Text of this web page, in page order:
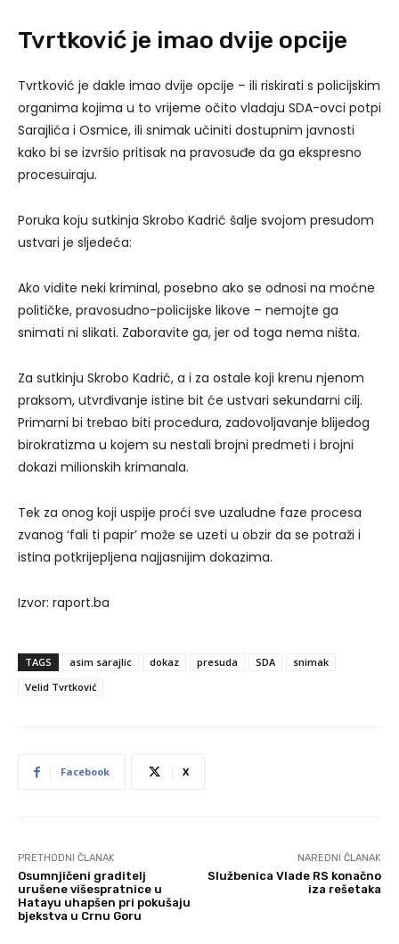
Tvrtković je imao dvije opcije
Tvrtković je dakle imao dvije opcije – ili riskirati s policijskim
organima kojima u to vrijeme očito vladaju SDA-ovci potpi
Sarajlića i Osmice, ili snimak učiniti dostupnim javnosti
kako bi se izvršio pritisak na pravosuđe da ga ekspresno
procesuiraju.
Poruka koju sutkinja Skrobo Kadrić šalje svojom presudom
ustvari je sljedeća:
Ako vidite neki kriminal, posebno ako se odnosi na moćne
političke, pravosudno-policijske likove – nemojte ga
snimati ni slikati. Zaboravite ga, jer od toga nema ništa.
Za sutkinju Skrobo Kadrić, a i za ostale koji krenu njenom
praksom, utvrđivanje istine bit će ustvari sekundarni cilj.
Primarni bi trebao biti procedura, zadovoljavanje blijedog
birokratizma u kojem su nestali brojni predmeti i brojni
dokazi milionskih krimanala.
Tek za onog koji uspije proći sve uzaludne faze procesa
zvanog ‘fali ti papir’ može se uzeti u obzir da se potraži i
istina potkrijepljena najjasnijim dokazima.
Izvor: raport.ba
TAGS asim sarajlic dokaz presuda SDA
snimak
Velid Tvrtković
Facebook X
PRETHODNI ČLANAK
Osumnjičeni graditelj
urušene višespratnice u
Hatayu uhapšen pri pokušaju
bjekstva u Crnu Goru
NAREDNI ČLANAK
Službenica Vlade RS konačno
iza rešetaka